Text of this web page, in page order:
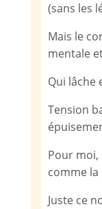
(sans les
Mais le
mentale
Qui lâche
Tension
Pour moi,
comme
Juste ce